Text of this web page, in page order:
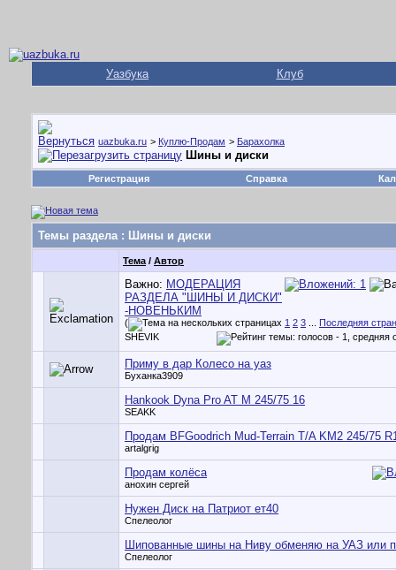
Уазбука Клуб
uazbuka.ru > Куплю-Продам > Барахолка
Шины и диски
Регистрация Справка
Темы раздела: Шины и диски
Тема / Автор
Важно: МОДЕРАЦИЯ
РАЗДЕЛА "ШИНЫ И ДИСКИ"
-НОВЕНЬКИМ
( 1 2 3
Последняя
SHEVIK
Приму в дар Колесо на уаз
Буханка3909
Hankook Dyna Pro AT M 245/75 16
SEAKK
Продам BFGoodrich Mud-Terrain T/A KM2 245/75
artalgrig
Продам колёса
анохин сергей
Нужен Диск на Патриот ет40
Спелеолог
Шипованные шины на Ниву обменяю на УАЗ или
Спелеолог